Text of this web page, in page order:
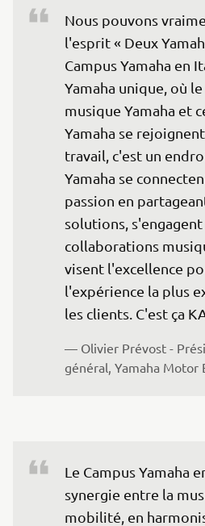
Nous pouvons
l'esprit « Deux
Campus Yamaha en
Yamaha unique, où
musique Yamaha et
Yamaha se
travail, c'est un
Yamaha se
passion en
solutions, s'engagent
collaborations
visent l'excellence
l'expérience la plus
les clients. C'est ça
— Olivier Prévost -
général, Yamaha Motor
Le Campus Yamaha
synergie entre la
mobilité, en